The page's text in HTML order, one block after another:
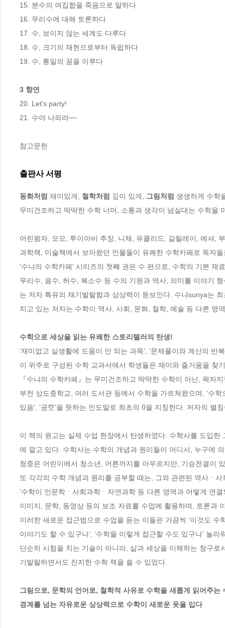
15. 분수의 여집합을 죽음으로 말하다
16. 무리수에 대해 토론하다
17. 수, 보이지 않는 세계도 다루다
18. 수, 크기의 재현으로부터 독립하다
19. 수, 통일의 꿈을 이루다
3 향연
20. Let's party!
21. 수야 나와라~~
참고문헌
출판사 서평
동화처럼 재미있게, 철학처럼 깊이 있게, 그림처럼 생생하게 수학
무미건조하고 딱딱한 수학 너머, 소통과 생각이 넘실대는 수학을
어린왕자, 모모, 투이아비 추장, 니체, 유클리드, 갈릴레이, 에셔,
과학책, 미술책에서 보아왔던 인물들이 유쾌한 수학카페로 독자
'수냐의 수학카페' 시리즈의 첫째 권은 수 편으로, 수학의 기본 재
무리수, 음수, 허수, 복소수 등 수의 기원과 역사, 의미를 이야기
는 저자 특유의 재기발랄함과 상상력이 돋보인다. 수냐sunya는
치고 있는 저자는 수학이 역사, 사회, 문화, 철학, 예술 등 다른 영
수학으로 세상을 읽는 유쾌한 스토리텔러의 탄생!
‘재미없고 실생활에 도움이 안 되는 과목’, ‘문제풀이와 계산의
이 위주로 구성된 수학 교과서에서 학생들은 재미와 즐거움을 찾
『수냐의 수학카페』는 무미건조하고 딱딱한 수학이 아닌, 왁자
부천 상도중학교, 여러 도서관 등에서 수학을 가르쳐왔으며, ‘수
있음’, ‘공空’을 뜻하는 인도말로 최초의 0을 지칭한다. 저자의
이 책의 원고는 실제 수업 현장에서 탄생하였다. 수학사를 도입
에 깔고 있다. 수학사는 수학의 개념과 원리들이 어디서, 누구에
청중은 어린이에서 청소년, 어른까지를 아우르지만, 기승전결이
또 각각의 수학 개념과 원리를 공부할 때는, 그와 관련된 역사ㆍ
‘수학이 인문학ㆍ사회과학ㆍ자연과학 등 다른 영역과 어떻게 연
이미지, 문학, 동영상 등의 보조 자료를 수업에 활용하며, 토론과
이러한 새로운 접근법으로 수업을 듣는 이들은 가끔씩 ‘이것도
이야기도 할 수 있구나’, ‘수학을 이렇게 접근할 수도 있구나’ 놀라
단순히 시험을 치는 기술이 아니라, 삶과 세상을 이해하는 창구
기발랄하면서도 진지한 수학 책을 쓸 수 있었다.
그림으로, 문학의 언어로, 철학적 사유로 수학을 새롭게 읽어주는
경계를 넘는 자유로운 상상력으로 수학이 새로운 옷을 입다